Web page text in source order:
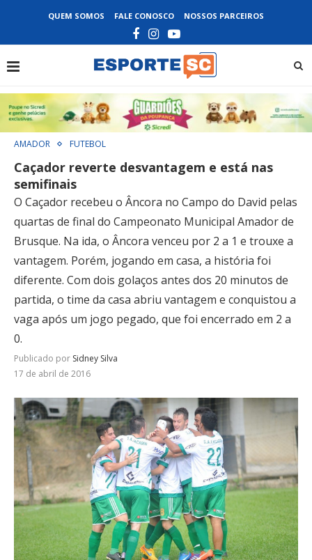
QUEM SOMOS FALE CONOSCO NOSSOS PARCEIROS
AMADOR FUTEBOL
Caçador reverte desvantagem e está nas
semifinais
O Caçador recebeu o Âncora no Campo do David pelas
quartas de final do Campeonato Municipal Amador de
Brusque. Na ida, o Âncora venceu por 2 a 1 e trouxe a
vantagem. Porém, jogando em casa, a história foi
diferente. Com dois golaços antes dos 20 minutos de
partida, o time da casa abriu vantagem e conquistou a
vaga após um jogo pegado, que foi encerrado em 2 a
0.
Publicado por Sidney Silva
17 de abril de 2016